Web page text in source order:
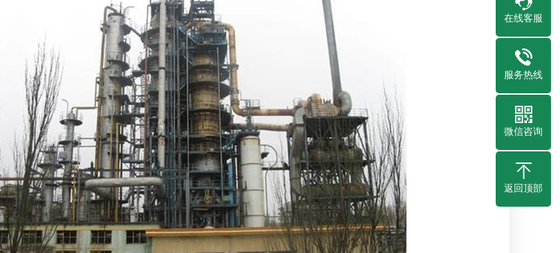
在线客服
服务热线
微信咨询
返回顶部